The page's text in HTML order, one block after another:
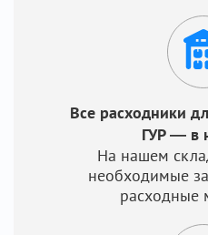
Все расходники
ГУР — в
На нашем
необходимые
расходные